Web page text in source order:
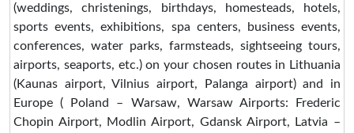
(weddings, christenings, birthdays, homesteads, hotels,
sports events, exhibitions, spa centers, business events,
conferences, water parks, farmsteads, sightseeing tours,
airports, seaports, etc.) on your chosen routes in Lithuania
(Kaunas airport, Vilnius airport, Palanga airport) and in
Europe ( Poland – Warsaw, Warsaw Airports: Frederic
Chopin Airport, Modlin Airport, Gdansk Airport, Latvia –